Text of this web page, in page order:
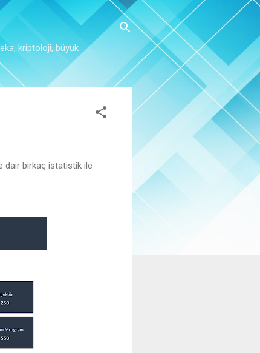
kriptoloji, büyük
dair birkaç istatistik ile